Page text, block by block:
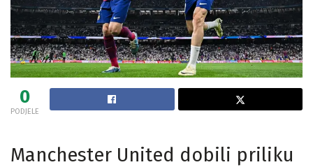
0
PODJELE
Manchester United dobili priliku